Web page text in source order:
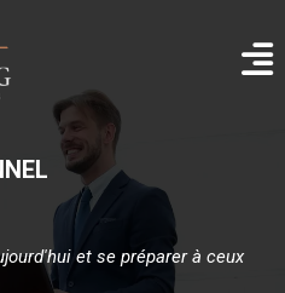
et se préparer à ceux